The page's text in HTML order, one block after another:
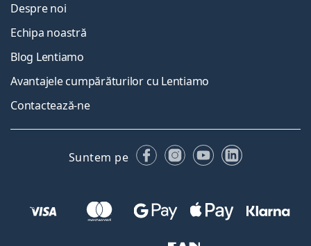
Despre noi
Echipa noastră
Blog Lentiamo
Avantajele cumpărăturilor cu Lentiamo
Contactează-ne
Suntem pe FacebookInstagram
YouTubeLinkedIn